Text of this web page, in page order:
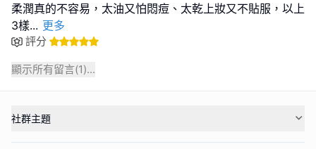
柔潤真的不容易，太油又怕悶痘、太乾上妝又不貼服，以上
3樣... 更多
評分
顯示所有留言(1)...
社群主題